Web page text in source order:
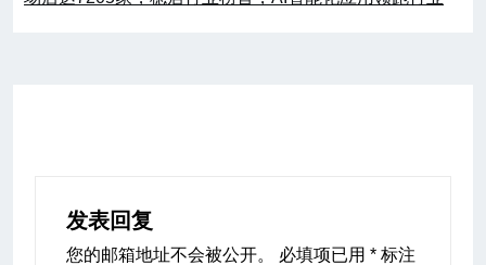
发表回复
您的邮箱地址不会被公开。 必填项已用 * 标注